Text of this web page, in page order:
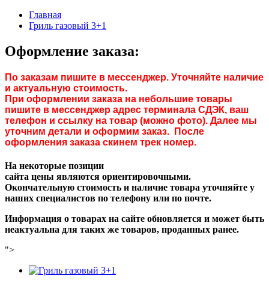
Главная
Гриль газовый 3+1
Оформление заказа:
По заказам пишите в мессенджер. Уточняйте наличие
и актуальную стоимость.
При оформлении заказа на небольшие товары
пишите в мессенджер адрес терминала СДЭК, ваш
телефон и ссылку на товар (можно фото). Далее мы
уточним детали и оформим заказ. После
оформления заказа скинем трек номер.
На некоторые позиции
сайта цены являются ориентировочными.
Окончательную стоимость и наличие товара уточняйте у
наших специалистов по телефону или по почте.
Информация о товарах на сайте обновляется и может быть
неактуальна для таких же товаров, проданных ранее.
">